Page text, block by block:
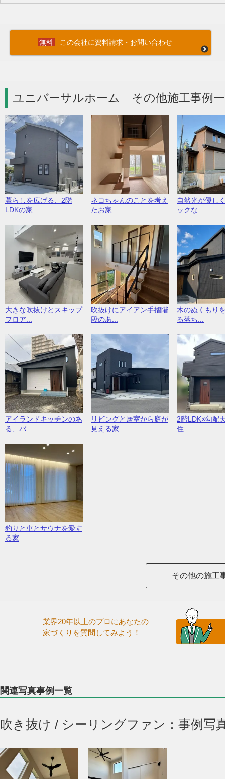
この会社に資料請求・お問い合わせ
ユニバーサルホーム その他施工事例
暮らしを広げる、2階
LDKの家
ネコちゃんのことを考え
たお家
自然光が優し
ックな...
大きな吹抜けとスキップ
フロア...
吹抜けにアイアン手摺階
段のあ...
木のぬくもり
る落ち...
アイランドキッチンのあ
る、バ...
リビングと居室から庭が
見える家
2階LDK×勾配
住...
釣りと車とサウナを愛す
る家
その他の施工
業界20年以上のプロにあなたの
家づくりを質問してみよう！
関連写真事例一覧
吹き抜け / シーリングファン：事例写